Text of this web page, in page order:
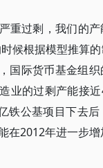
重过剩，我们的
候根据模型推算
国际货币基金组织
业的过剩产能接
铁公基项目下去
在2012年进一步增